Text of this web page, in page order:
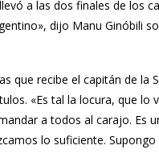
a las dos finales de los
dijo Manu Ginóbili
que recibe el capitán de
«Es tal la locura, que lo
a todos al carajo. Es
lo suficiente.